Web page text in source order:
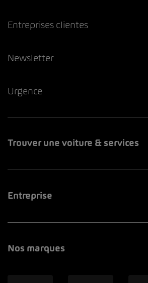
Entreprises clientes
Newsletter
Urgence
Trouver une voiture & services
Entreprise
Nos marques